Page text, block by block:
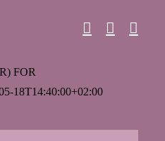
FOR
18T14:40:00+02:00